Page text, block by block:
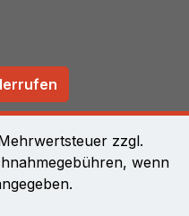
zzgl.
wenn